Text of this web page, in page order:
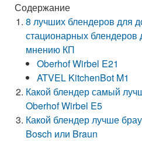
Содержание
8 лучших блендеров для
стационарных блендеров
мнению КП
Oberhof Wirbel E21
ATVEL KitchenBot M1
Какой блендер самый
Oberhof Wirbel E5
Какой блендер лучше
Bosch или Braun